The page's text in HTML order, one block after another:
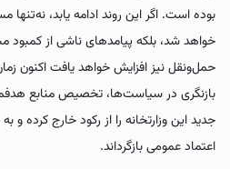
بوده است. اگر این روند ادامه یابد، نه‌تنها
خواهد شد، بلکه پیامدهای ناشی از
حمل‌ونقل نیز افزایش خواهد یافت اکنون
بازنگری در سیاست‌ها، تخصیص منابع
جدید این وزارتخانه را از رکود خارج کرده و
اعتماد عمومی بازگرداند.